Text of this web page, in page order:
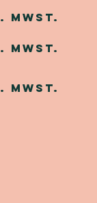
MwSt.
MwSt.
MwSt.